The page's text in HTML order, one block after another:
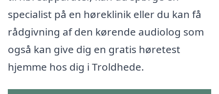
specialist på en høreklinik eller du kan få
rådgivning af den kørende audiolog som
også kan give dig en gratis høretest
hjemme hos dig i Troldhede.